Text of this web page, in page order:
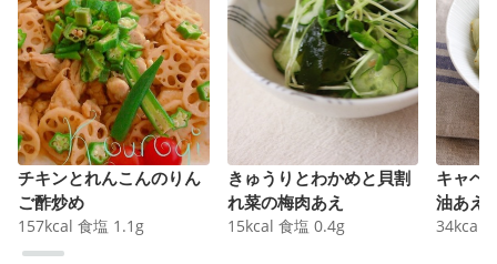
チキンとれんこんのりん
ご酢炒め
157kcal 食塩 1.1 g
きゅうりとわかめと貝割
れ菜の梅肉あえ
15kcal 食塩 0.4g
キャベ
油あえ
34kcal